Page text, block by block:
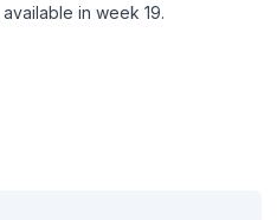
in week 19.